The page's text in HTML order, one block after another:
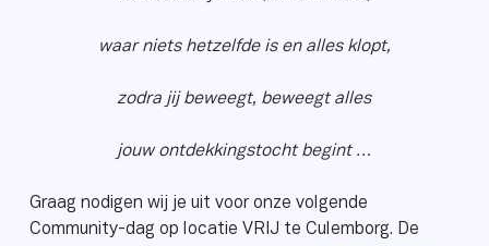
waar niets hetzelfde is en alles klopt,
zodra jij beweegt, beweegt alles
jouw ontdekkingstocht begint …
Graag nodigen wij je uit voor onze volgende
Community-dag op locatie VRIJ te Culemborg. De